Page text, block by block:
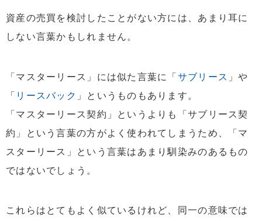
資産の売買を検討したことがない方には、あまり耳に
しない言葉かもしれません。
「マスターリース」には似た言葉に「 サブリース 」や
「 リースバック 」というものもあります。
「マスターリース契約」というよりも「サブリース契
約」という言葉の方がよく使われてしまうため、「マ
スターリース」という言葉はあまり馴染みのあるもの
ではないでしょう。
これらはとてもよく似ているけれど、同一の意味では